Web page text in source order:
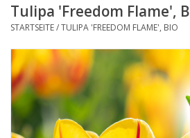
Frühjahrsblüher
Sommerblüher
Herbstblüher
Schattenpflanzen
Tulipa 'Freedom Flame',
STARTSEITE/TULIPA 'FREEDOM FLAME', BIO